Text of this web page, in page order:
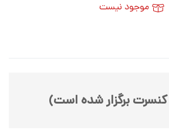
موجود نیست
برگزار شده است)